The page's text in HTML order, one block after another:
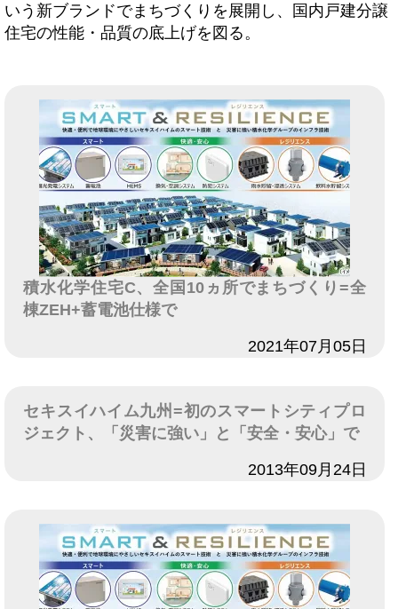
いう新ブランドでまちづくりを展開し、国内戸建分譲
住宅の性能・品質の底上げを図る。
積水化学住宅C、全国10ヵ所でまちづくり=全
棟ZEH+蓄電池仕様で
2021年07月05日
セキスイハイム九州=初のスマートシティプロ
ジェクト、「災害に強い」と「安全・安心」で
2013年09月24日